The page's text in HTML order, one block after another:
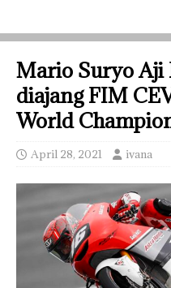
Mario Suryo Aji
diajang FIM
World
April 28, 2021 ivana